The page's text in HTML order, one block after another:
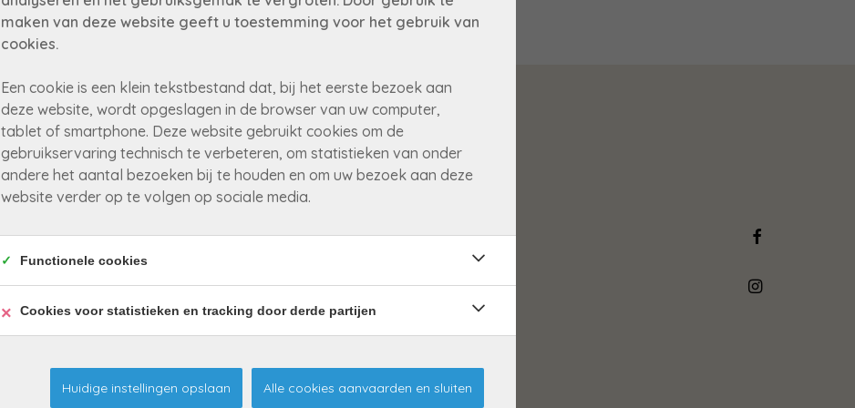
Te huur
Keep me posted
maken van deze website geeft u toestemming voor het gebruik van
cookies.
Een cookie is een klein tekstbestand dat, bij het eerste bezoek aan
deze website, wordt opgeslagen in de browser van uw computer,
tablet of smartphone. Deze website gebruikt cookies om de
gebruikservaring technisch te verbeteren, om statistieken van onder
andere het aantal bezoeken bij te houden en om uw bezoek aan deze
website verder op te volgen op sociale media.
Functionele cookies
Cookies voor statistieken en tracking door derde partijen
Huidige instellingen opslaan Alle cookies aanvaarden en sluiten